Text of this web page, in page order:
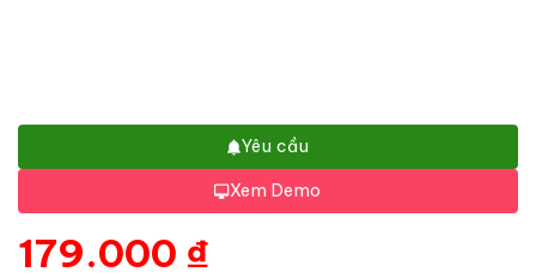
Yêu cầu
Xem Demo
179.000 ₫